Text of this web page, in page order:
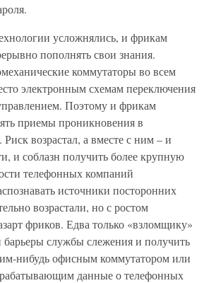
усложнялись, и фрикам
пополнять свои знания.
коммутаторы во всем
электронным схемам переключения
Поэтому и фрикам
приемы проникновения в
возрастал, а вместе с ним – и
и соблазн получить более крупную
телефонных компаний
источники посторонних
возрастали, но с ростом
фриков. Едва только «взломщику»
барьеры службы слежения и получить
нибудь офисным коммутатором или
данные о телефонных